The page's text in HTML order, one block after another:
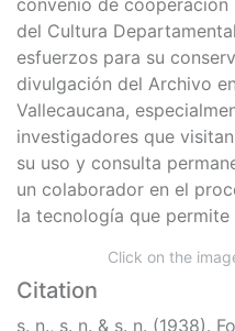
Publisher
Biblioteca
Description
Foto familiar.
El Archivo del
Valle del Cauca es
Departamental del Valle
del Cultura
esfuerzos para su
divulgación del Archivo